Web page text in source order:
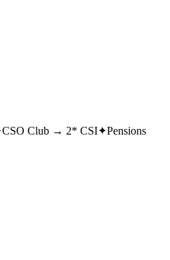
CSO Club → 2* CSI✦Pensions